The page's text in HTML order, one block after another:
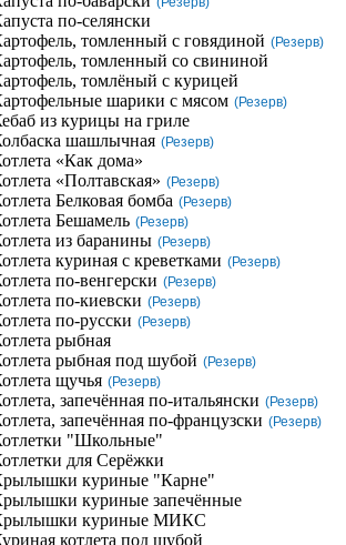
по-селянски
томленный с говядиной (Резерв)
томленный со свининой
томлёный с курицей
шарики с мясом (Резерв)
из курицы на гриле
шашлычная (Резерв)
«Как дома»
«Полтавская» (Резерв)
Белковая бомба (Резерв)
Бешамель (Резерв)
из баранины (Резерв)
куриная с креветками (Резерв)
по-венгерски (Резерв)
по-киевски (Резерв)
по-русски (Резерв)
рыбная
рыбная под шубой (Резерв)
щучья (Резерв)
запечённая по-итальянски (Резерв)
запечённая по-французски (Резерв)
"Школьные"
для Серёжки
куриные "Карне"
куриные запечённые
куриные МИКС
котлета под шубой